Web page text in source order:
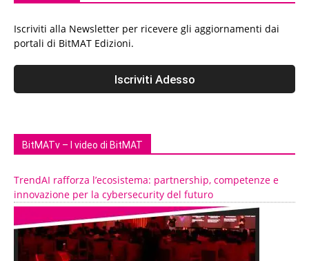
Iscriviti alla Newsletter per ricevere gli aggiornamenti dai
portali di BitMAT Edizioni.
BitMATv – I video di BitMAT
TrendAI rafforza l’ecosistema: partnership, competenze e
innovazione per la cybersecurity del futuro